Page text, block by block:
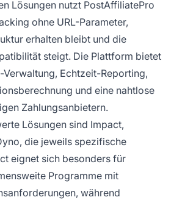
Lösungen nutzt PostAffiliatePro
ohne URL-Parameter,
erhalten bleibt und die
steigt. Die Plattform bietet
Echtzeit-Reporting,
und eine nahtlose
Zahlungsanbietern.
Lösungen sind Impact,
die jeweils spezifische
eignet sich besonders für
Programme mit
während